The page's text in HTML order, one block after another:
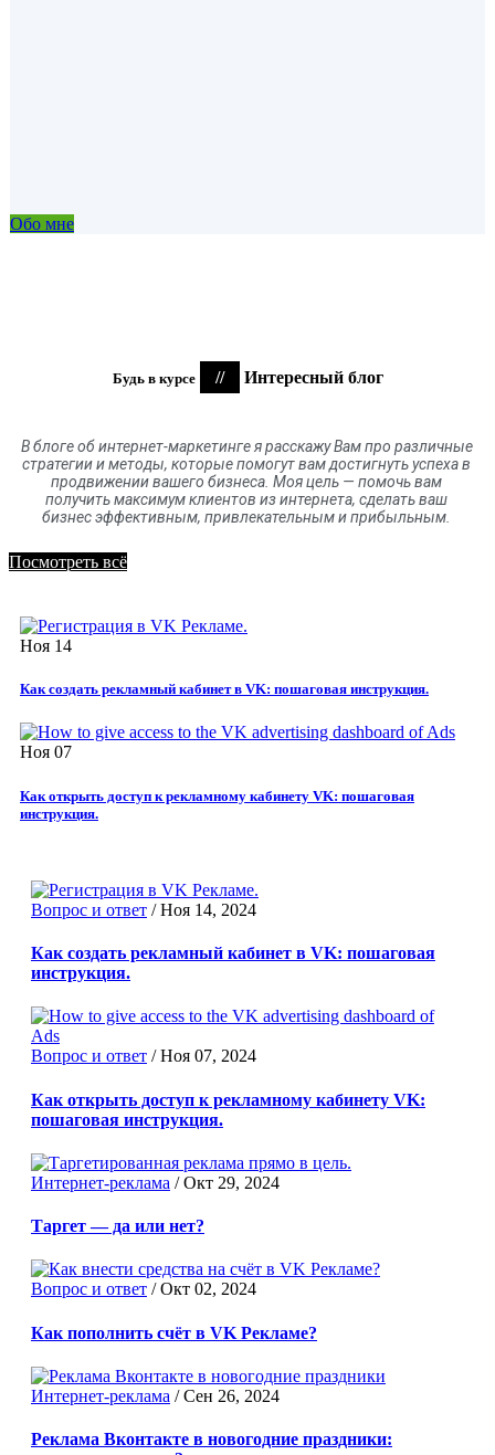
Обо мне
Будь в курсе // Интересный блог
В блогеобинтернет-маркетинге я расскажу Вам про различные
стратегии и методы, которые помогут вам достигнуть успеха в
продвижении вашего бизнеса. Моя цель — помочь вам
получить максимум клиентовизинтернета, сделать ваш
бизнес эффективным, привлекательным и прибыльным.
Посмотреть всё
Ноя 14
Как создать рекламный кабинет в VK: пошаговая инструкция.
Ноя 07
Как открыть доступ к рекламному кабинету VK: пошаговая
инструкция.
Вопрос и ответ /Ноя 14, 2024
Как создать рекламный кабинет в VK: пошаговая
инструкция.
Вопрос и ответ /Ноя 07, 2024
Как открыть доступ к рекламному кабинету VK:
пошаговая инструкция.
Интернет-реклама /Окт 29, 2024
Таргет — да или нет?
Вопрос и ответ /Окт 02, 2024
Как пополнить счёт в VK Рекламе?
Интернет-реклама /Сен 26, 2024
Реклама Вконтакте в новогодние праздники: